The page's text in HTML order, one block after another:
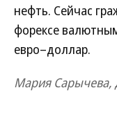
нефть. Сейчас
форексе
евро–доллар.
Мария Сарычева,